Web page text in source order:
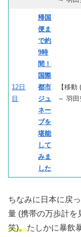
12日
目
帰国
便ま
で約
9時
間！
国際
都市
ジュ
ネー
ブを
堪能
して
みま
した
【移
～ 羽
ちなみに日本に戻
量 (携帯の万歩計を
笑)。たしかに暴飲